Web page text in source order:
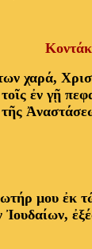
χαρά,
ἐν γῇ
τῆς
μου ἐκ
Ἰουδαίων,